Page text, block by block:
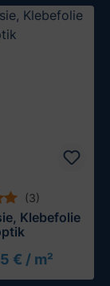
(3)
Klebefolie
€ / m²
testen